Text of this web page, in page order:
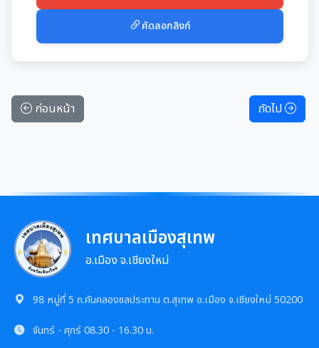
คัดลอกลิงก์
ก่อนหน้า ถัดไป
เทศบาลเมืองสุเทพ
อ.เมือง จ.เชียงใหม่
98 หมู่ที่ 5 ถ.คันคลองชลประทาน ต.สุเทพ อ.เมือง จ.เชียงใหม่ 50200
จันทร์ - ศุกร์08.30 - 16.30 น.